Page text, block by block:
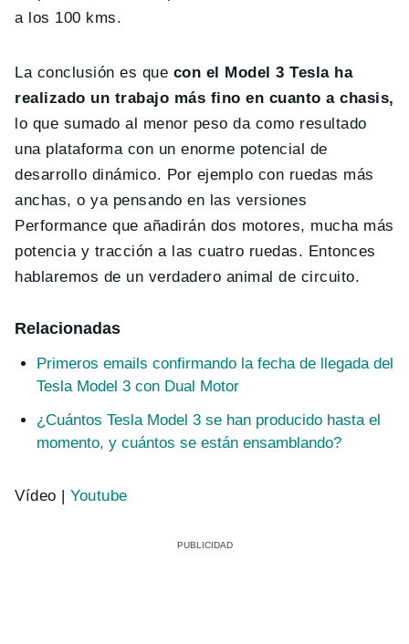
a los 100 kms.
La conclusión es que con el Model 3 Tesla ha
realizado un trabajo más fino en cuanto a chasis,
lo que sumado al menor peso da como resultado
una plataforma con un enorme potencial de
desarrollo dinámico. Por ejemplo con ruedas más
anchas, o ya pensando en las versiones
Performance que añadirán dos motores, mucha más
potencia y tracción a las cuatro ruedas. Entonces
hablaremos de un verdadero animal de circuito.
Relacionadas
Primeros emails confirmando la fecha de llegada del
Tesla Model 3 con Dual Motor
¿Cuántos Tesla Model 3 se han producido hasta el
momento, y cuántos se están ensamblando?
Vídeo |Youtube